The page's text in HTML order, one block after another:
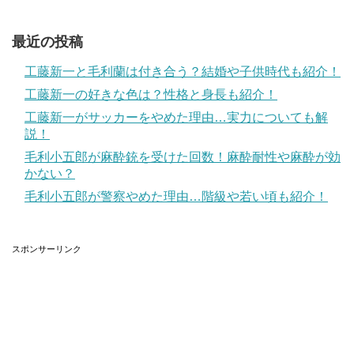
最近の投稿
工藤新一と毛利蘭は付き合う？結婚や子供時代も紹介！
工藤新一の好きな色は？性格と身長も紹介！
工藤新一がサッカーをやめた理由…実力についても解
説！
毛利小五郎が麻酔銃を受けた回数！麻酔耐性や麻酔が効
かない？
毛利小五郎が警察やめた理由…階級や若い頃も紹介！
スポンサーリンク